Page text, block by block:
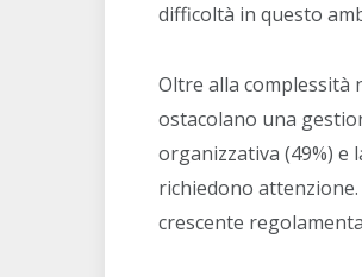
difficoltà in questo
Oltre alla complessità
ostacolano una
organizzativa (49%) e
richiedono
crescente